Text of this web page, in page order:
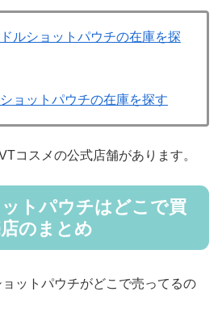
ルショットパウチの在庫を探
ョットパウチの在庫を探す
コスメの公式店舗があります。
トパウチはどこで買
のまとめ
ットパウチがどこで売ってるの